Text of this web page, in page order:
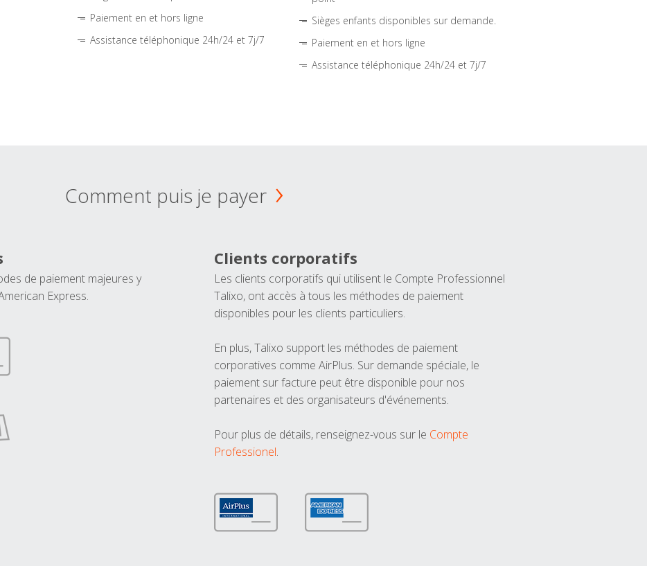
Paiement en et hors ligne
Assistance téléphonique 24h/24 et 7j/7
Sièges enfants disponibles sur demande.
Paiement en et hors ligne
Assistance téléphonique 24h/24 et 7j/7
Comment puis je payer
de paiement majeures y
Express.
Clients corporatifs
Les clients corporatifs qui utilisent le Compte Professionnel
Talixo, ont accès à tous les méthodes de paiement
disponibles pour les clients particuliers.
En plus, Talixo support les méthodes de paiement
corporatives comme AirPlus. Sur demande spéciale, le
paiement sur facture peut être disponible pour nos
partenaires et des organisateurs d'événements.
Pour plus de détails, renseignez-vous sur le Compte
Professionel.